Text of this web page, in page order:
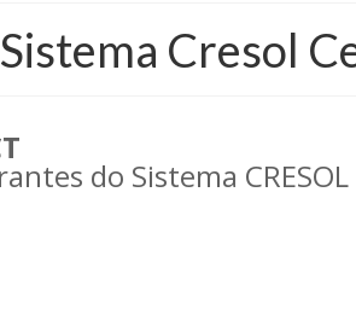
Cresol
do Sistema CRESOL